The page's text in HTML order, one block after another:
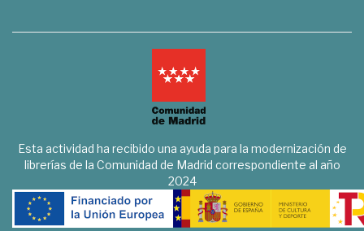
Esta actividad ha recibido una ayuda para la modernización de
librerías de la Comunidad de Madrid correspondiente al año
2024